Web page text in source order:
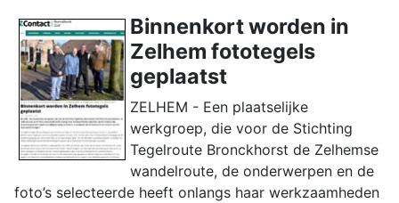
Binnenkort worden in
Zelhem fototegels
geplaatst
ZELHEM - Een plaatselijke
werkgroep, die voor de Stichting
Tegelroute Bronckhorst de Zelhemse
wandelroute, de onderwerpen en de
foto’s selecteerde heeft onlangs haar werkzaamheden